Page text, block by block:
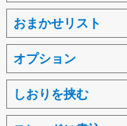
おまかせリスト
オプション
しおりを挟む